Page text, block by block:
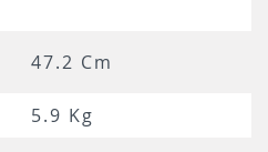
47.2 Cm
5.9 Kg